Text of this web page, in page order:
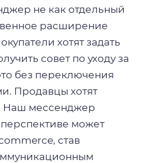
не как отдельный
расширение
хотят задать
совет по уходу за
без переключения
Продавцы хотят
Наш мессенджер
перспективе может
став